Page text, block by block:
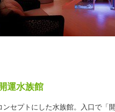
運水族館
ンセプトにした水族館。入口で「